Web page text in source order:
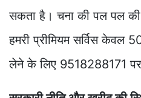
सकता है। चना की पल पल की
हमरी प्रीमियम सर्विस केवल
लेने के लिए 9518288171